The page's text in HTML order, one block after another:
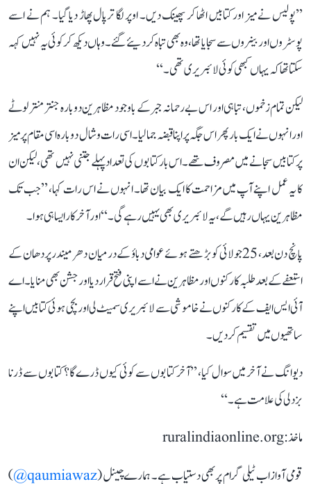
’’پولیس نے میز اور کتابیں اٹھا کر پھینک دیں۔ اوپر لگا ترپال پھاڑ دیا گیا۔ ہم نے اسے
پوسٹروں اور بینروں سے سجایا تھا، وہ بھی تباہ کر دیئے گئے۔ وہاں دیکھ کر کوئی یہ نہیں کہہ
سکتا تھا کہ یہاں کبھی کوئی لائبریری تھی۔‘‘
لیکن تمام زخموں، تباہی اور اس بے رحمانہ جبر کے باوجود مظاہرین دوبارہ جنتر منتر لوٹے
اور انہوں نے ایک بار پھر اس جگہ پر اپنا قبضہ جما لیا۔ اسی رات وشال دوبارہ اسی مقام پر میز
پر کتابیں سجانے میں مصروف تھے۔ اس بار کتابوں کی تعداد پہلے جتنی نہیں تھی، لیکن ان
کا یہ عمل اپنے آپ میں مزاحمت کا ایک بیان تھا۔ انہوں نے اس رات کہا، ’’جب تک
مظاہرین یہاں رہیں گے، یہ لائبریری بھی یہیں رہے گی۔‘‘ اور آخرکار ایسا ہی ہوا۔
پانچ دن بعد، 25 جولائی کو بڑھتے ہوئے عوامی دباؤ کے درمیان دھرمیندر پردھان کے
استعفے کے بعد طلبہ کارکنوں اور مظاہرین نے اسے اپنی فتح قرار دیا اور جشن بھی منایا۔ اے
آئی ایس ایف کے کارکنوں نے خاموشی سے لائبریری سمیٹ لی اور بچی ہوئی کتابیں اپنے
ساتھیوں میں تقسیم کردیں۔
دیوانگ نے آخر میں سوال کیا، ’’آخر کتابوں سے کوئی کیوں ڈرے گا؟ کتابوں سے ڈرنا
بزدلی کی علامت ہے۔‘‘
ماخذ: ruralindiaonline.org
قومی آواز اب ٹیلی گرام پر بھی دستیاب ہے۔ ہمارے چینل (qaumiawaz@
)